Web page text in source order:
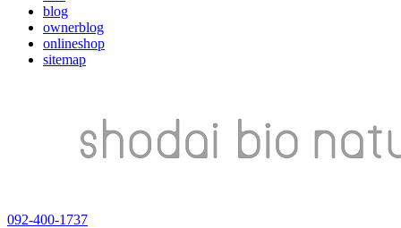
blog
ownerblog
onlineshop
sitemap
092-400-1737